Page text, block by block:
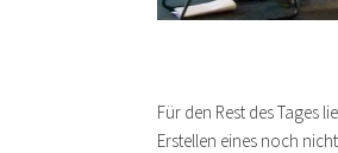
Für den Rest des Tages
Erstellen eines noch